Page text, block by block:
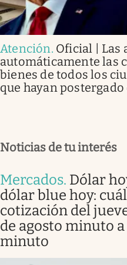
Atención. Oficial | Las
automáticamente las
bienes de todos los
que hayan
Noticias de tu interés
Mercados. Dólar
dólar blue hoy:
cotización del
de agosto minuto a
minuto